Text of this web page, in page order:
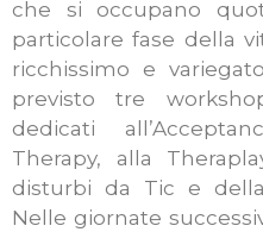
che si occupano
particolare fase della
ricchissimo e
previsto tre
dedicati
Therapy, alla
disturbi da Tic e
Nelle giornate